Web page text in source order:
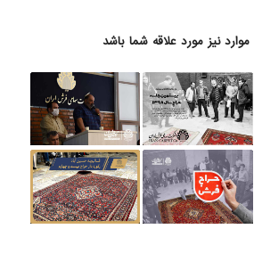
نیز مورد علاقه شما باشد